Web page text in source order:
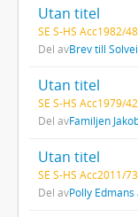
Utan titel
SE S-HS Acc1982/
Del avBrev till
Utan titel
SE S-HS Acc1979/
Del avFamiljen
Utan titel
SE S-HS Acc2011/
Del avPolly Edmans